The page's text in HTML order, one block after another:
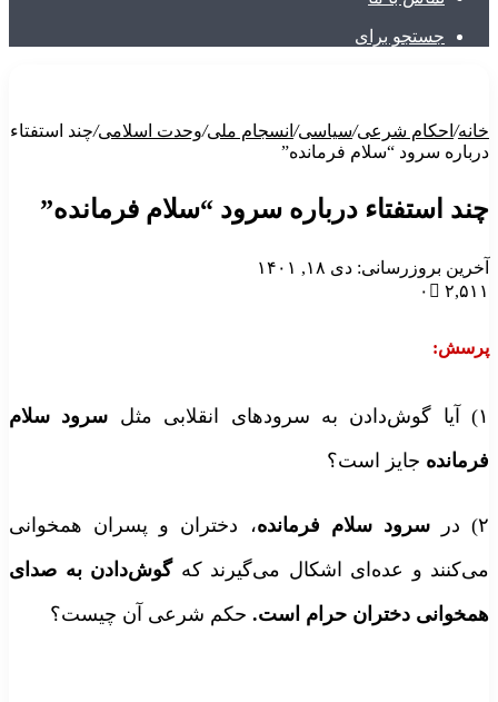
جستجو برای
/احکام شرعی/ سیاسی/ انسجام ملی/ وحدت اسلامی/ چند استفتاء
سرود “سلام فرمانده”
استفتاء درباره سرود “سلام فرمانده”
بروزرسانی: دی ۱۸, ۱۴۰۱
۰
:
سرود سلام
جایز است؟
سرود سلام فرمانده، دختران و پسران همخوانی
و عده‌ای اشکال می‌گیرند کهگوش‌دادن به صدای
دختران حرام است.حکم شرعی آن چیست؟